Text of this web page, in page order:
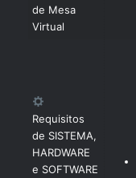
de Mesa
Virtual
Requisitos
de SISTEMA,
HARDWARE
e SOFTWARE